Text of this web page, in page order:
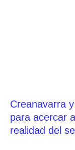
Creanavarra
para acercar
realidad del